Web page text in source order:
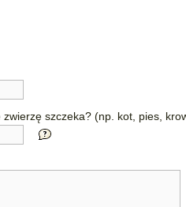
szczeka? (np. kot, pies,